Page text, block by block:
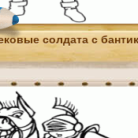
солдата с